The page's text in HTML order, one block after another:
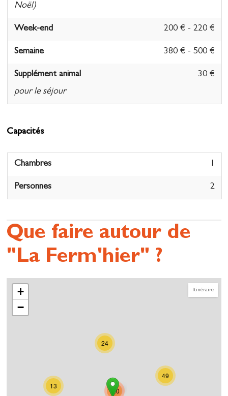
Noël)
Week-end 200 € - 220 €
Semaine 380 € - 500 €
Supplément animal
30 €
pour le séjour
Capacités
Chambres 1
Personnes 2
Que faire autour de
"La Ferm'hier" ?
Itinéraire
13
24
49
120
+
−